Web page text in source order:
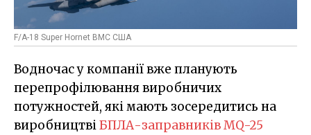
F/A-18 Super Hornet ВМС США
Водночас у компанії вже планують
перепрофілювання виробничих
потужностей, які мають зосередитись на
виробництвіБПЛА-заправників MQ-25